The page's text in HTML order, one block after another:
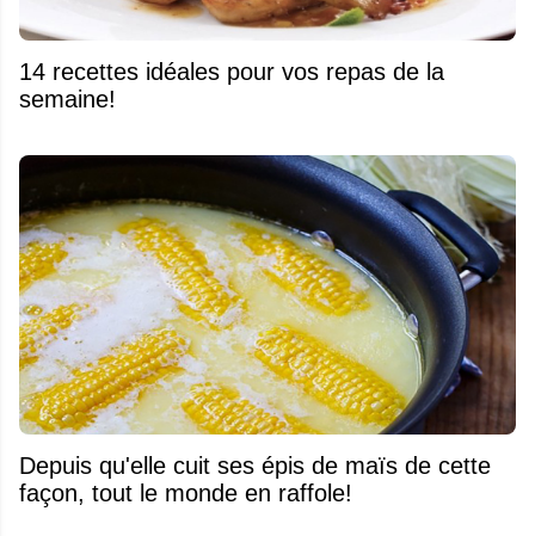
14 recettes idéales pour vos repas de la
semaine!
Depuis qu'elle cuit ses épis de maïs de cette
façon, tout le monde en raffole!